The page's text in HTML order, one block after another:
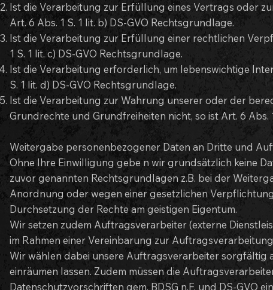
Ist die Verarbeitung zur Erfüllung eines Vertrags oder
Art. 6 Abs. 1 S. 1 lit. b) DS-GVO Rechtsgrundlage.
Ist die Verarbeitung zur Erfüllung einer rechtlichen
1 S. 1 lit. c) DS-GVO Rechtsgrundlage.
Ist die Verarbeitung erforderlich, um lebenswichtige
S. 1 lit. d) DS-GVO Rechtsgrundlage.
Ist die Verarbeitung zur Wahrung unserer oder der
Grundrechte und Grundfreiheiten nicht, so ist Art. 6 Abs.
Weitergabe personenbezogener Daten an Dritte und
Ohne Ihre Einwilligung gebe n wir grundsätzlich keine
zuvor genannten Rechtsgrundlagen z.B. bei der
Anordnung oder wegen einer gesetzlichen
Durchsetzung der Rechte am geistigen Eigentum.
Wir setzen zudem Auftragsverarbeiter (externe
im Rahmen einer Vereinbarung zur
Wir wählen dabei unsere Auftragsverarbeiter sorgfältig
einräumen lassen. Zudem müssen die
Datenschutzvorschriften gem. BDSG n.F. und DS-GVO